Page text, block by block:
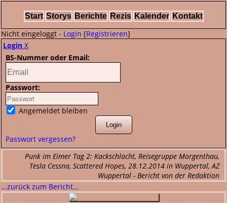
Start Storys Berichte Rezis Kalender Kontakt
Nicht eingeloggt - Login [Registrieren]
Login X
BS-Nummer oder Email:
Passwort:
Angemeldet bleiben
Passwort vergessen?
Punk im Eimer Tag 2: Kackschlacht, Reisegruppe Morgenthau,
Tesla Cessna, Scattered Hopes, 28.12.2014 in Wuppertal, AZ
Wuppertal - Bericht von der Redaktion
...zurück zum Bericht...